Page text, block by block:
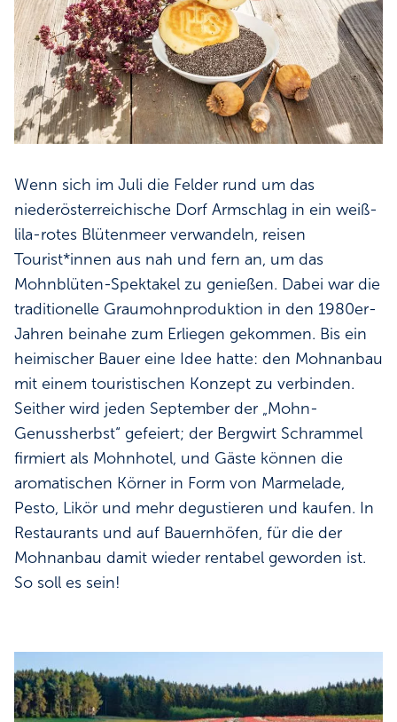
Wenn sich im Juli die Felder rund um das
niederösterreichische Dorf Armschlag in ein weiß-
lila-rotes Blütenmeer verwandeln, reisen
Tourist*innen aus nah und fern an, um das
Mohnblüten-Spektakel zu genießen. Dabei war die
traditionelle Graumohnproduktion in den 1980er-
Jahren beinahe zum Erliegen gekommen. Bis ein
heimischer Bauer eine Idee hatte: den Mohnanbau
mit einem touristischen Konzept zu verbinden.
Seither wird jeden September der „Mohn-
Genussherbst“ gefeiert; der Bergwirt Schrammel
firmiert als Mohnhotel, und Gäste können die
aromatischen Körner in Form von Marmelade,
Pesto, Likör und mehr degustieren und kaufen. In
Restaurants und auf Bauernhöfen, für die der
Mohnanbau damit wieder rentabel geworden ist.
So soll es sein!